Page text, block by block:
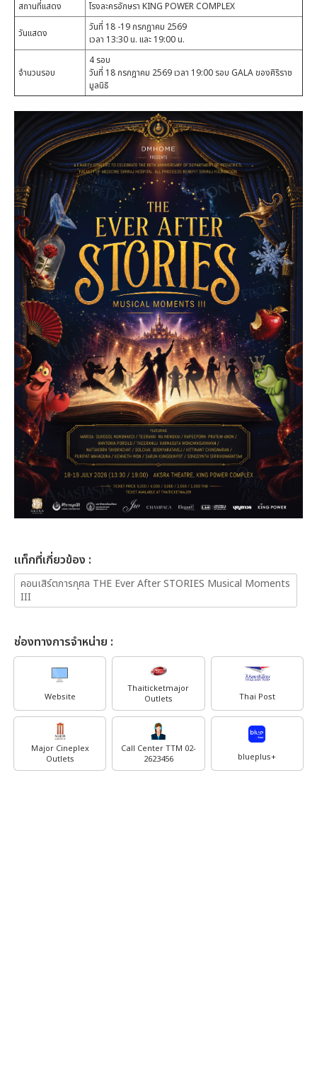
สถานที่แสดง โรงละครอักษรา KING POWER COMPLEX
วันแสดง
วันที่ 18 -19 กรกฎาคม 2569
เวลา 13:30 น. และ 19:00 น.
จำนวนรอบ
4 รอบ
วันที่ 18 กรกฎาคม 2569 เวลา 19:00 รอบ GALA ของศิริราช
มูลนิธิ
เเท็กที่เกี่ยวข้อง :
คอนเสิร์ตการกุศล THE Ever After STORIES Musical Moments
III
ช่องทางการจำหน่าย :
Website
Thaiticketmajor
Outlets
Thai Post
Major Cineplex
Outlets
Call Center TTM 02-
2623456
blueplus+